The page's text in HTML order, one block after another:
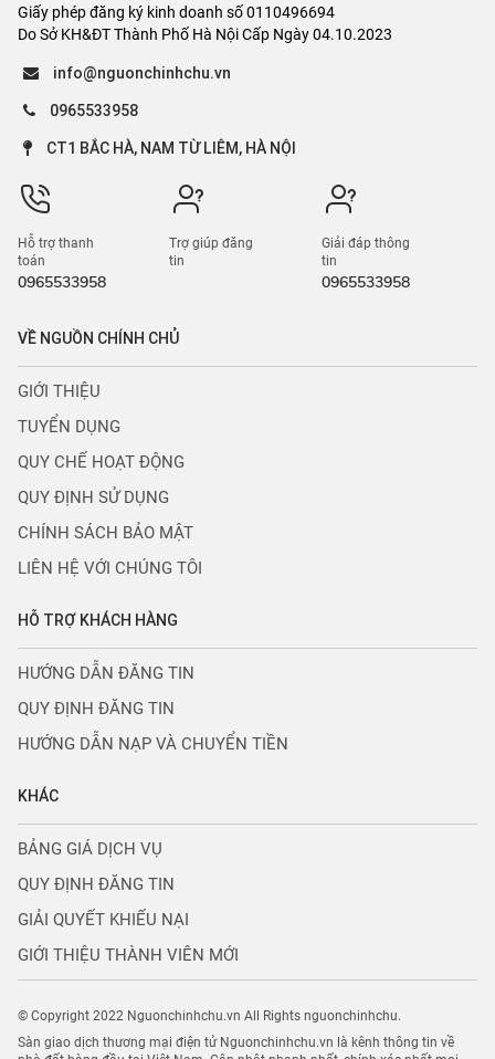
Giấy phép đăng ký kinh doanh số 0110496694
Do Sở KH&ĐT Thành Phố Hà Nội Cấp Ngày 04.10.2023
info@nguonchinhchu.vn
0965533958
CT1 BẮC HÀ, NAM TỪ LIÊM, HÀ NỘI
Hỗ trợ thanh
toán
0965533958
Trợ giúp đăng
tin
Giải đáp thông
tin
0965533958
VỀ NGUỒN CHÍNH CHỦ
GIỚI THIỆU
TUYỂN DỤNG
QUY CHẾ HOẠT ĐỘNG
QUY ĐỊNH SỬ DỤNG
CHÍNH SÁCH BẢO MẬT
LIÊN HỆ VỚI CHÚNG TÔI
HỖ TRỢ KHÁCH HÀNG
HƯỚNG DẪN ĐĂNG TIN
QUY ĐỊNH ĐĂNG TIN
HƯỚNG DẪN NẠP VÀ CHUYỂN TIỀN
KHÁC
BẢNG GIÁ DỊCH VỤ
QUY ĐỊNH ĐĂNG TIN
GIẢI QUYẾT KHIẾU NẠI
GIỚI THIỆU THÀNH VIÊN MỚI
© Copyright 2022 Nguonchinhchu.vn All Rights nguonchinhchu.
Sàn giao dịch thương mại điện tử Nguonchinhchu.vn là kênh thông tin về